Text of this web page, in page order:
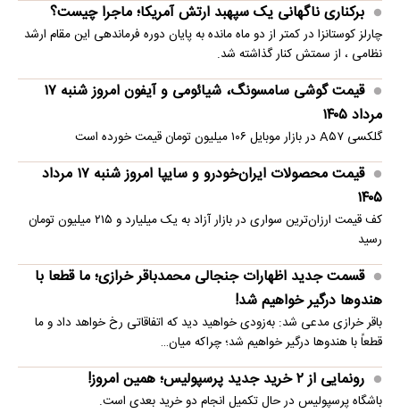
برکناری ناگهانی یک سپهبد ارتش آمریکا؛ ماجرا چیست؟
چارلز کوستانزا در کمتر از دو ماه مانده به پایان دوره فرماندهی این مقام ارشد
نظامی ، از سمتش کنار گذاشته شد.
قیمت گوشی سامسونگ، شیائومی و آیفون امروز شنبه ۱۷
مرداد ۱۴۰۵
گلکسی A۵۷ در بازار موبایل ۱۰۶ میلیون تومان قیمت خورده است
قیمت محصولات ایران‌خودرو و سایپا امروز شنبه ۱۷ مرداد
۱۴۰۵
کف قیمت ارزان‌ترین سواری در بازار آزاد به یک میلیارد و ۲۱۵ میلیون تومان
رسید
قسمت جدید اظهارات جنجالی محمدباقر خرازی؛ ما قطعا با
هندوها درگیر خواهیم شد!
باقر خرازی مدعی شد: به‌زودی خواهید دید که اتفاقاتی رخ خواهد داد و ما
قطعاً با هندوها درگیر خواهیم شد؛ چراکه میان…
رونمایی از ۲ خرید جدید پرسپولیس؛ همین امروز!
باشگاه پرسپولیس در حال تکمیل انجام دو خرید بعدی است.